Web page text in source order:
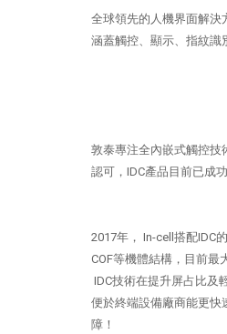
全球領先的人機界面解決
涵蓋觸控、顯示、指紋識
敦泰專注全內嵌式觸控技
認可，IDC產品目前已成
2017年， In-cell搭配IDC
COF等機體結構，目前最
IDC技術在提升屏占比及
便於終端設備廠商能更快
障！